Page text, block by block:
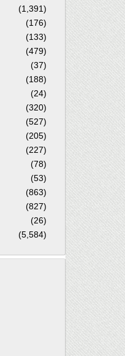
(1,391)
(176)
(133)
(479)
(37)
(188)
(24)
(320)
(527)
(205)
(227)
(78)
(53)
(863)
(827)
(26)
(5,584)